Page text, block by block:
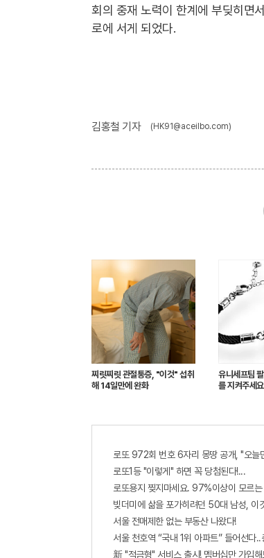
회의 중재 노력이 한계에 부딪히면
로에 서게 되었다.
김홍철 기자 (HK91@aceilbo.com)
찌릿찌릿 관절통증, "이것" 섭취
해 14일만에 완화
유니세프팀
를 지켜주세요
로또 972회 번호 6자리 몽땅 공개, "오늘
로또1등 "이렇게" 하면 꼭 당첨된다!...
로또용지 찢지마세요. 97%이상이 모르
빚더미에 삶을 포가히려던 50대 남성, 이
서울 전매제한 없는 부동산 나왔다!
서울 천호역 “국내 1위 아파트” 들어선다..
新 "적금형" 서비스 출시! 멤버십만 가입